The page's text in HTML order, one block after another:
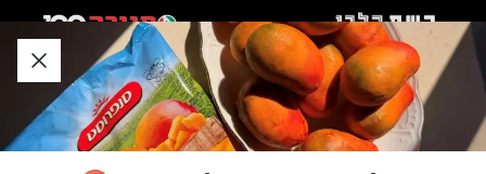
לאזור
תוכן
תחתון
חזרה לעמוד הבית